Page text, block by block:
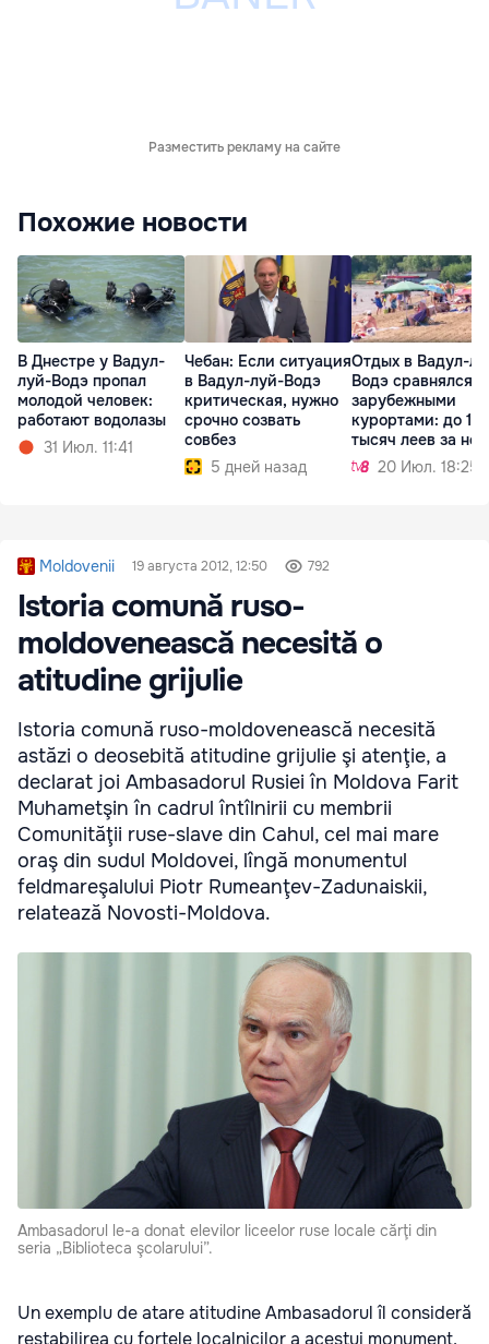
Разместить рекламу на сайте
Похожие новости
В Днестре у Вадул-
луй-Водэ пропал
молодой человек:
работают водолазы
31 Июл. 11:41
Чебан: Если ситуация
в Вадул-луй-Водэ
критическая, нужно
срочно созвать
совбез
5 дней назад
Отдых в Вадул-
Водэ сравнялся с
зарубежными
курортами: до 12
тысяч леев за
20 Июл. 18:25
Moldovenii 19 августа 2012, 12:50 792
Istoria comună ruso-
moldovenească necesită o
atitudine grijulie
Istoria comună ruso-moldovenească necesită
astăzi o deosebită atitudine grijulie şi atenţie, a
declarat joi Ambasadorul Rusiei în Moldova Farit
Muhametşin în cadrul întîlnirii cu membrii
Comunităţii ruse-slave din Cahul, cel mai mare
oraş din sudul Moldovei, lîngă monumentul
feldmareşalului Piotr Rumeanţev-Zadunaiskii,
relatează Novosti-Moldova.
Ambasadorul le-a donat elevilor liceelor ruse locale cărţi din
seria „Biblioteca şcolarului”.
Un exemplu de atare atitudine Ambasadorul îl consideră
restabilirea cu forţele localnicilor a acestui monument,